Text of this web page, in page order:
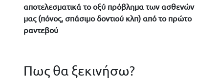
αποτελεσματικά το οξύ πρόβλημα των ασθενών
μας (πόνος, σπάσιμο δοντιού κλπ) από το πρώτο
ραντεβού
Πως θα ξεκινήσω?